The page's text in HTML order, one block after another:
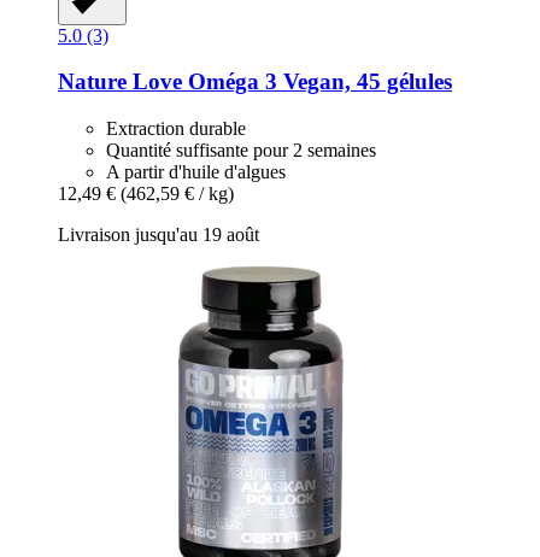
5.0 (3)
Nature Love Oméga 3 Vegan, 45 gélules
Extraction durable
Quantité suffisante pour 2 semaines
A partir d'huile d'algues
12,49 € (462,59 € / kg)
Livraison jusqu'au 19 août